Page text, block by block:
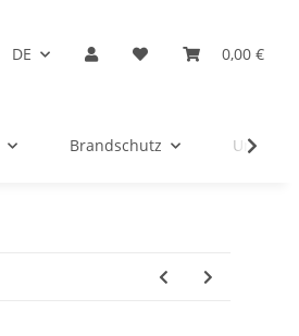
DE 0,00 €
Brandschutz